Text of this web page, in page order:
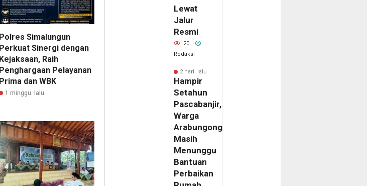
Polres Simalungun
Perkuat Sinergi dengan
Kejaksaan, Raih
Penghargaan Pelayanan
Prima dan WBK
1 minggu lalu
Lewat
Jalur
Resmi
20
Redaksi
2 hari lalu
Hampir
Setahun
Pascabanjir,
Warga
Arabungong
Masih
Menunggu
Bantuan
Perbaikan